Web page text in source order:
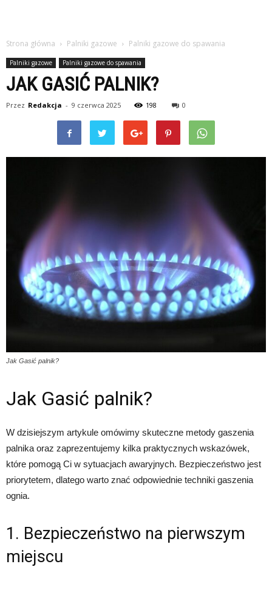
Strona główna Palniki gazowe Palniki gazowe do spawania
Palniki gazowe Palniki gazowe do spawania
JAK GASIĆ PALNIK?
Przez Redakcja - 9 czerwca 2025 198 0
Jak Gasić palnik?
Jak Gasić palnik?
W dzisiejszym artykule omówimy skuteczne metody gaszenia
palnika oraz zaprezentujemy kilka praktycznych wskazówek,
które pomogą Ci w sytuacjach awaryjnych. Bezpieczeństwo jest
priorytetem, dlatego warto znać odpowiednie techniki gaszenia
ognia.
1. Bezpieczeństwo na pierwszym
miejscu